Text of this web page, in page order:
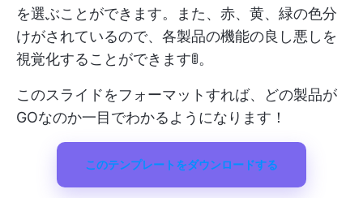
を選ぶことができます。また、赤、黄、緑の色分
けがされているので、各製品の機能の良し悪しを
視覚化することができます🚦。
このスライドをフォーマットすれば、どの製品が
GOなのか一目でわかるようになります！
このテンプレートをダウンロードする